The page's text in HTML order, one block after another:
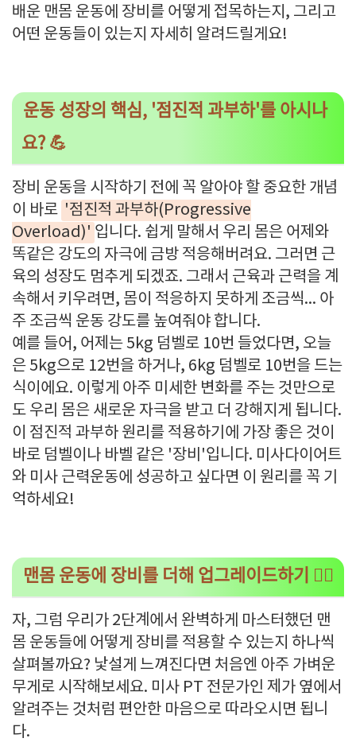
배운 맨몸 운동에 장비를 어떻게 접목하는지, 그리고
어떤 운동들이 있는지 자세히 알려드릴게요!
운동 성장의 핵심, '점진적 과부하'를 아시나
요? 💪
장비 운동을 시작하기 전에 꼭 알아야 할 중요한 개념
이 바로 '점진적 과부하(Progressive
Overload)' 입니다. 쉽게 말해서 우리 몸은 어제와
똑같은 강도의 자극에 금방 적응해버려요. 그러면 근
육의 성장도 멈추게 되겠죠. 그래서 근육과 근력을 계
속해서 키우려면, 몸이 적응하지 못하게 조금씩... 아
주 조금씩 운동 강도를 높여줘야 합니다.
예를 들어, 어제는 5kg 덤벨로 10번 들었다면, 오늘
은 5kg으로 12번을 하거나, 6kg 덤벨로 10번을 드는
식이에요. 이렇게 아주 미세한 변화를 주는 것만으로
도 우리 몸은 새로운 자극을 받고 더 강해지게 됩니다.
이 점진적 과부하 원리를 적용하기에 가장 좋은 것이
바로 덤벨이나 바벨 같은 '장비'입니다. 미사다이어트
와 미사 근력운동에 성공하고 싶다면 이 원리를 꼭 기
억하세요!
맨몸 운동에 장비를 더해 업그레이드하기 🏋️‍♀️
자, 그럼 우리가 2단계에서 완벽하게 마스터했던 맨
몸 운동들에 어떻게 장비를 적용할 수 있는지 하나씩
살펴볼까요? 낯설게 느껴진다면 처음엔 아주 가벼운
무게로 시작해보세요. 미사 PT 전문가인 제가 옆에서
알려주는 것처럼 편안한 마음으로 따라오시면 됩니
다.